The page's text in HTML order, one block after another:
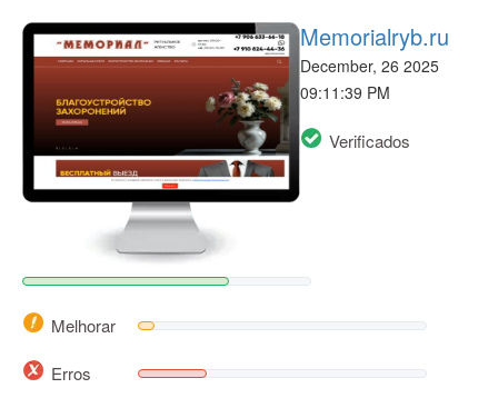
Memorialryb.ru
December, 26 2025
09:11:39 PM
Verificados
Melhorar
Erros